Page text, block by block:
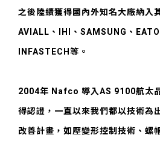
之後陸續獲得國內外知名大廠納入
AVIALL、IHI、SAMSUNG、
INFASTECH等。
2004年 Nafco 導入AS 9100航太
得認證，一直以來我們都以技術為
改善計畫，如壓變形控制技術、